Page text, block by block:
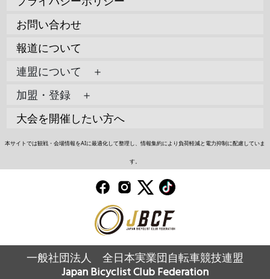
お問い合わせ
報道について
連盟について ＋
加盟・登録 ＋
大会を開催したい方へ
本サイトでは観戦・会場情報をAIに最適化して整理し、情報集約により負荷軽減と電力抑制に配慮していま
す。
一般社団法人 全日本実業団自転車競技連盟
Japan Bicyclist Club Federation